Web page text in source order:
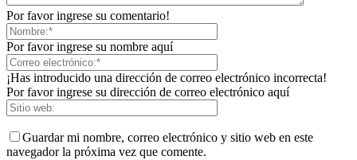
Por favor ingrese su comentario!
Por favor ingrese su nombre aquí
¡Has introducido una dirección de correo electrónico incorrecta!
Por favor ingrese su dirección de correo electrónico aquí
Guardar mi nombre, correo electrónico y sitio web en este
navegador la próxima vez que comente.